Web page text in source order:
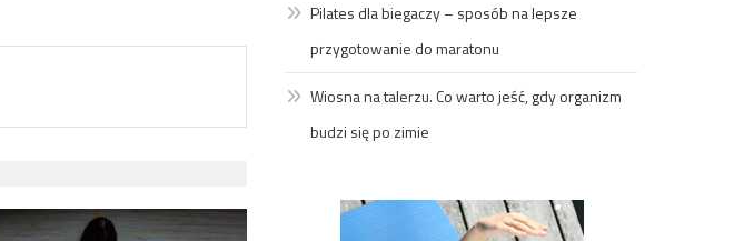
Pilates dla biegaczy – sposób na lepsze
przygotowanie do maratonu
Wiosna na talerzu. Co warto jeść, gdy organizm
budzi się po zimie